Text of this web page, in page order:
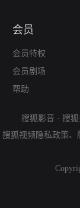
会员
会员特权
会员剧场
帮助
搜狐影音 - 搜
搜狐视频隐私政策、